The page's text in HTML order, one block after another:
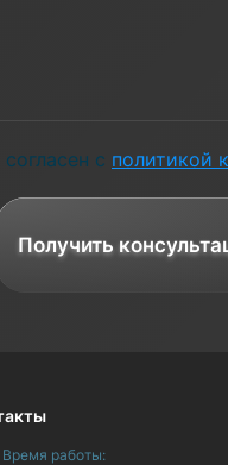
согласен с политикой
Получить
Время работы: